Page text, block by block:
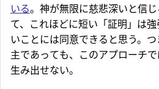
いる。神が無限に慈悲深いと信
て、これほどに短い「証明」は
いことには同意できると思う。
主であっても、このアプローチ
生み出せない。